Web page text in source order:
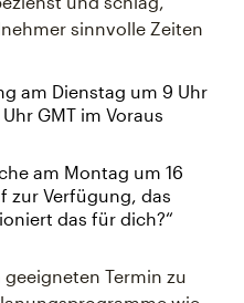
sinnvolle Zeiten
am Dienstag um 9 Uhr
Uhr GMT im Voraus
am Montag um 16
zur Verfügung, das
das für dich?“
Termin zu